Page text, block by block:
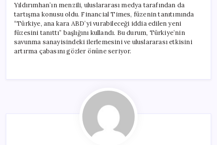
Yıldırımhan’ın menzili, uluslararası medya tarafından da
tartışma konusu oldu. Financial Times, füzenin tanıtımında
“Türkiye, ana kara ABD’yi vurabileceği iddia edilen yeni
füzesini tanıttı” başlığını kullandı. Bu durum, Türkiye’nin
savunma sanayisindeki ilerlemesini ve uluslararası etkisini
artırma çabasını gözler önüne seriyor.